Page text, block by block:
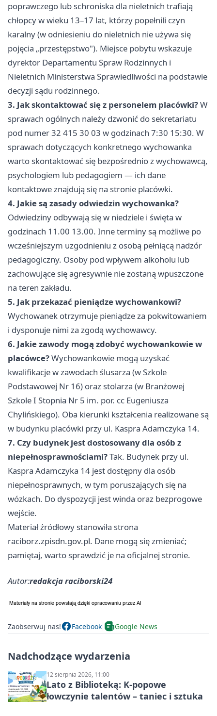
poprawczego lub schroniska dla nieletnich trafiają
chłopcy w wieku 13–17 lat, którzy popełnili czyn
karalny (w odniesieniu do nieletnich nie używa się
pojęcia „przestępstwo"). Miejsce pobytu wskazuje
dyrektor Departamentu Spraw Rodzinnych i
Nieletnich Ministerstwa Sprawiedliwości na podstawie
decyzji sądu rodzinnego.
3. Jak skontaktować się z personelem placówki?W
sprawach ogólnych należy dzwonić do sekretariatu
pod numer 32 415 30 03 w godzinach 7:30 15:30. W
sprawach dotyczących konkretnego wychowanka
warto skontaktować się bezpośrednio z wychowawcą,
psychologiem lub pedagogiem — ich dane
kontaktowe znajdują się na stronie placówki.
4. Jakie są zasady odwiedzin wychowanka?
Odwiedziny odbywają się w niedziele i święta w
godzinach 11.00 13.00. Inne terminy są możliwe po
wcześniejszym uzgodnieniu z osobą pełniącą nadzór
pedagogiczny. Osoby pod wpływem alkoholu lub
zachowujące się agresywnie nie zostaną wpuszczone
na teren zakładu.
5. Jak przekazać pieniądze wychowankowi?
Wychowanek otrzymuje pieniądze za pokwitowaniem
i dysponuje nimi za zgodą wychowawcy.
6. Jakie zawody mogą zdobyć wychowankowie w
placówce?Wychowankowie mogą uzyskać
kwalifikacje w zawodach ślusarza (w Szkole
Podstawowej Nr 16) oraz stolarza (w Branżowej
Szkole I Stopnia Nr 5 im. por. cc Eugeniusza
Chylińskiego). Oba kierunki kształcenia realizowane są
w budynku placówki przy ul. Kaspra Adamczyka 14.
7. Czy budynek jest dostosowany dla osób z
niepełnosprawnościami?Tak. Budynek przy ul.
Kaspra Adamczyka 14 jest dostępny dla osób
niepełnosprawnych, w tym poruszających się na
wózkach. Do dyspozycji jest winda oraz bezprogowe
wejście.
Materiał źródłowy stanowiła strona
raciborz.zpisdn.gov.pl. Dane mogą się zmieniać;
pamiętaj, warto sprawdzić je na oficjalnej stronie.
Autor:redakcja raciborski24
Zaobserwuj nas! Facebook Google News
Nadchodzące wydarzenia
12 sierpnia 2026, 11:00
Lato z Biblioteką: K-popowe
łowczynie talentów – taniec i sztuka